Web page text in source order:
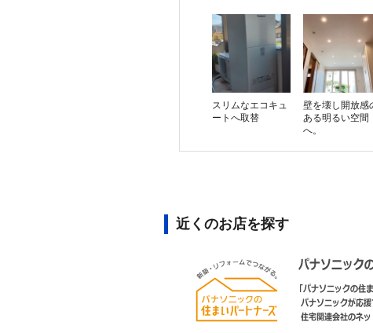
スリムなエコキュ
ートへ取替
壁を壊し開放感
ある明るい空間
へ。
近くのお店を探す